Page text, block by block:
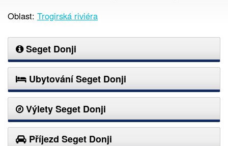
Oblast: Trogirská riviéra
Seget Donji
Ubytování Seget Donji
Výlety Seget Donji
Příjezd Seget Donji